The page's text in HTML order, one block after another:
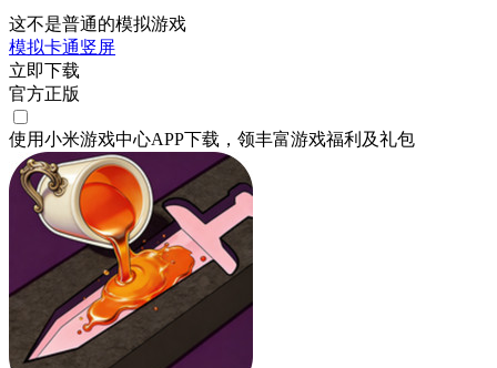
这不是普通的模拟游戏
模拟卡通竖屏
立即下载
官方正版
使用小米游戏中心APP下载 ，领丰富游戏福利 及礼包